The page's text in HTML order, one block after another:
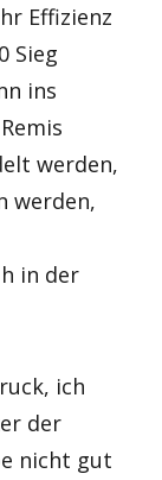
Effizienz
Sieg
ins
werden,
werden,
in der
ich
der
nicht gut